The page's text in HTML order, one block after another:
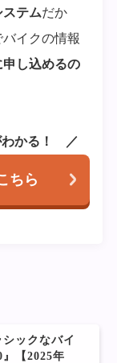
テムだか
イクの情報
申し込めるの
かる！
ちら
ックなバイ
【2025年